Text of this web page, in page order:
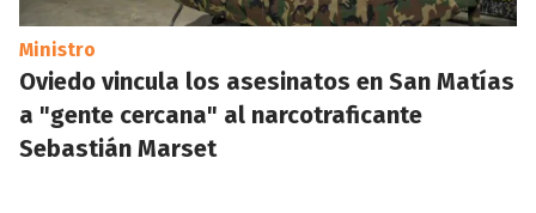
Ministro
Oviedo vincula los asesinatos en San Matías
a "gente cercana" al narcotraficante
Sebastián Marset